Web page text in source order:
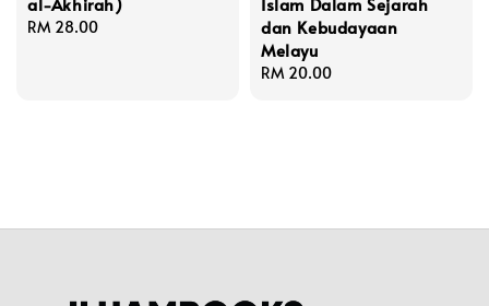
Regular
RM 28.00
dan Kebudayaan
Melayu
Regular
RM 20.00